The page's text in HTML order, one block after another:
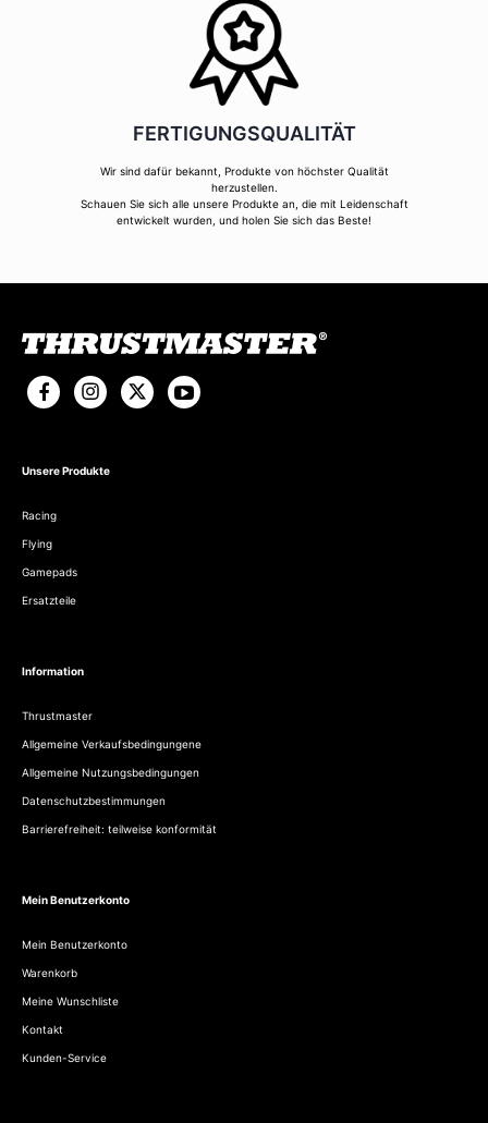
FERTIGUNGSQUALITÄT
Wir sind dafür bekannt, Produkte von höchster Qualität
herzustellen.
Schauen Sie sich alle unsere Produkte an, die mit Leidenschaft
entwickelt wurden, und holen Sie sich das Beste!
Unsere Produkte
Racing
Flying
Gamepads
Ersatzteile
Information
Thrustmaster
Allgemeine Verkaufsbedingungene
Allgemeine Nutzungsbedingungen
Datenschutzbestimmungen
Barrierefreiheit: teilweise konformität
Mein Benutzerkonto
Mein Benutzerkonto
Warenkorb
Meine Wunschliste
Kontakt
Kunden-Service